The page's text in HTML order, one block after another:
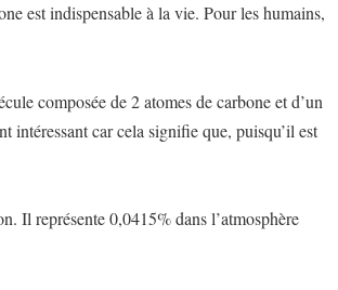
est indispensable à la vie. Pour les humains,
composée de 2 atomes de carbone et d’un
intéressant car cela signifie que, puisqu’il est
Il représente 0,0415% dans l’atmosphère